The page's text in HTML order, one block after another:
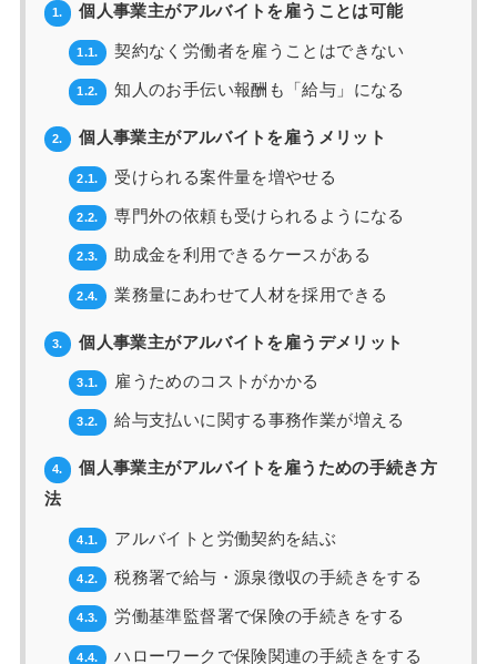
1. 個人事業主がアルバイトを雇うことは可能
1.1. 契約なく労働者を雇うことはできない
1.2. 知人のお手伝い報酬も「給与」になる
2. 個人事業主がアルバイトを雇うメリット
2.1. 受けられる案件量を増やせる
2.2. 専門外の依頼も受けられるようになる
2.3. 助成金を利用できるケースがある
2.4. 業務量にあわせて人材を採用できる
3. 個人事業主がアルバイトを雇うデメリット
3.1. 雇うためのコストがかかる
3.2. 給与支払いに関する事務作業が増える
4.
個人事業主がアルバイトを雇うための手続き方
法
4.1. アルバイトと労働契約を結ぶ
4.2. 税務署で給与・源泉徴収の手続きをする
4.3. 労働基準監督署で保険の手続きをする
4.4. ハローワークで保険関連の手続きをする